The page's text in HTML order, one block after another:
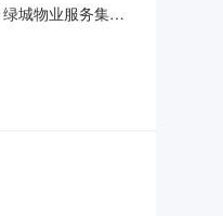
城物业服务集团